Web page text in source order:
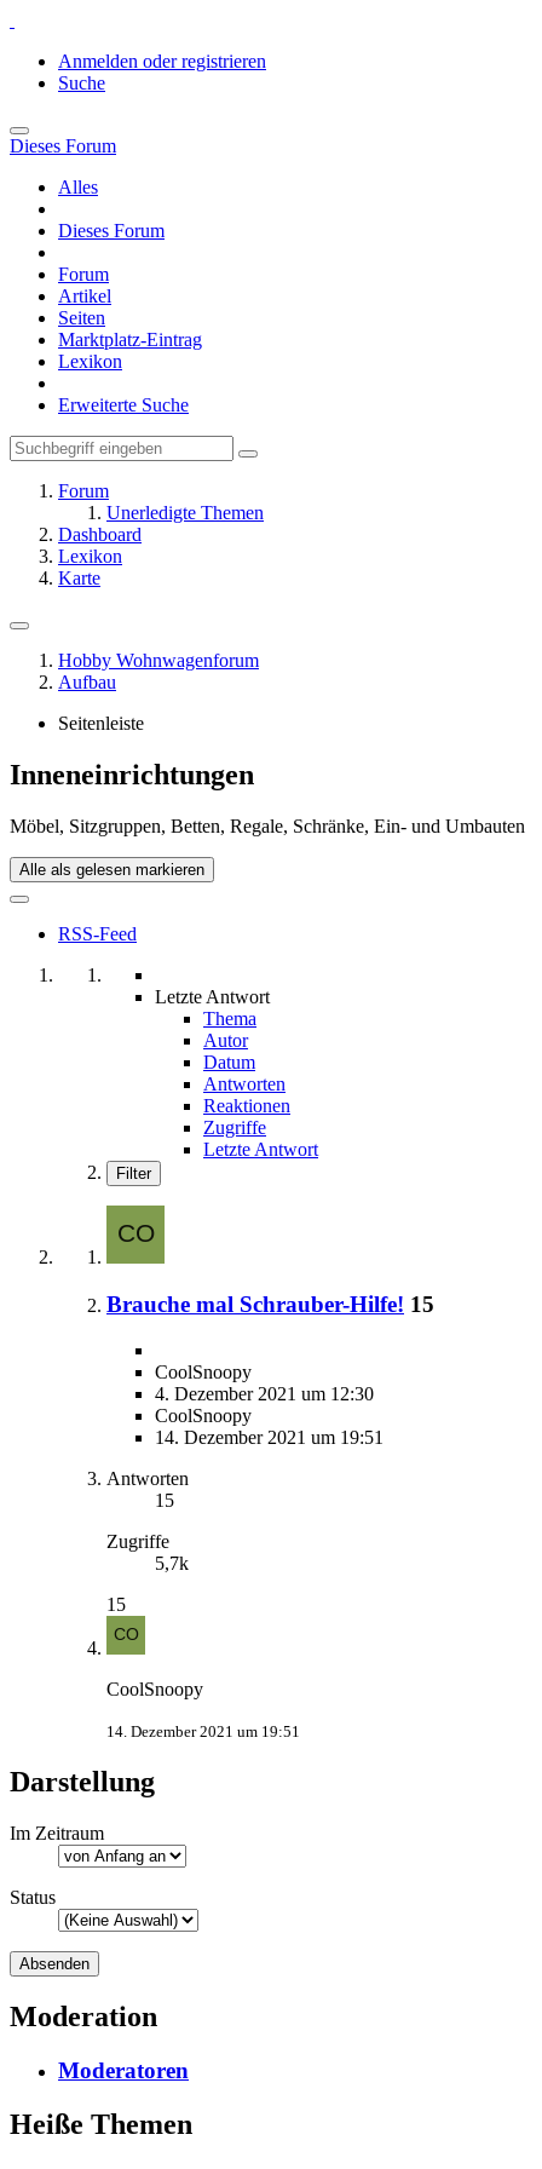
Anmelden oder registrieren
Suche
Dieses Forum
Alles
Dieses Forum
Forum
Artikel
Seiten
Marktplatz-Eintrag
Lexikon
Erweiterte Suche
Forum
Unerledigte Themen
Dashboard
Lexikon
Karte
Hobby Wohnwagenforum
Aufbau
Seitenleiste
Inneneinrichtungen
Möbel, Sitzgruppen, Betten, Regale, Schränke, Ein- und Umbauten
Alle als gelesen markieren
RSS-Feed
Letzte Antwort
Thema
Autor
Datum
Antworten
Reaktionen
Zugriffe
Letzte Antwort
Filter
Brauche mal Schrauber-Hilfe! 15
CoolSnoopy
4. Dezember 2021 um 12:30
CoolSnoopy
14. Dezember 2021 um 19:51
Antworten
15
Zugriffe
5,7k
15
CoolSnoopy
14. Dezember 2021 um 19:51
Darstellung
Im Zeitraum
Status
Moderation
Moderatoren
Heiße Themen